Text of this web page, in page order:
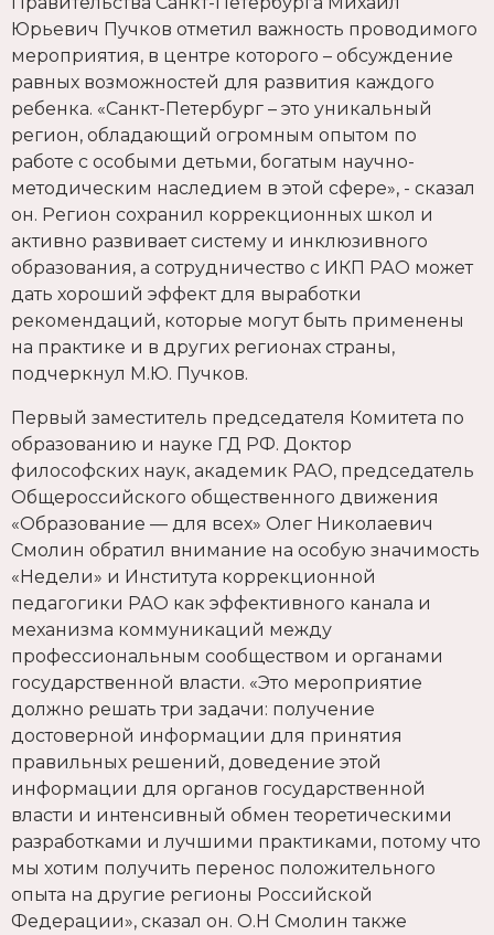
Юрьевич Пучков отметил важность проводимого
мероприятия, в центре которого – обсуждение
равных возможностей для развития каждого
ребенка. «Санкт-Петербург – это уникальный
регион, обладающий огромным опытом по
работе с особыми детьми, богатым научно-
методическим наследием в этой сфере», - сказал
он. Регион сохранил коррекционных школ и
активно развивает систему и инклюзивного
образования, а сотрудничество с ИКП РАО может
дать хороший эффект для выработки
рекомендаций, которые могут быть применены
на практике и в других регионах страны,
подчеркнул М.Ю. Пучков.
Первый заместитель председателя Комитета по
образованию и науке ГД РФ. Доктор
философских наук, академик РАО, председатель
Общероссийского общественного движения
«Образование — для всех» Олег Николаевич
Смолин обратил внимание на особую значимость
«Недели» и Института коррекционной
педагогики РАО как эффективного канала и
механизма коммуникаций между
профессиональным сообществом и органами
государственной власти. «Это мероприятие
должно решать три задачи: получение
достоверной информации для принятия
правильных решений, доведение этой
информации для органов государственной
власти и интенсивный обмен теоретическими
разработками и лучшими практиками, потому что
мы хотим получить перенос положительного
опыта на другие регионы Российской
Федерации», сказал он. О.Н Смолин также